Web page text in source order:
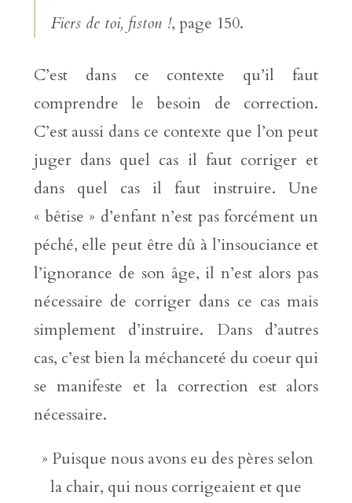
Fiers de toi, fiston !, page 150.
C’est dans ce contexte qu’il faut
comprendre le besoin de correction.
C’est aussi dans ce contexte que l’on peut
juger dans quel cas il faut corriger et
dans quel cas il faut instruire. Une
« bêtise » d’enfant n’est pas forcément un
péché, elle peut être dû à l’insouciance et
l’ignorance de son âge, il n’est alors pas
nécessaire de corriger dans ce cas mais
simplement d’instruire. Dans d’autres
cas, c’est bien la méchanceté du coeur qui
se manifeste et la correction est alors
nécessaire.
» Puisque nous avons eu des pères selon
la chair, qui nous corrigeaient et que